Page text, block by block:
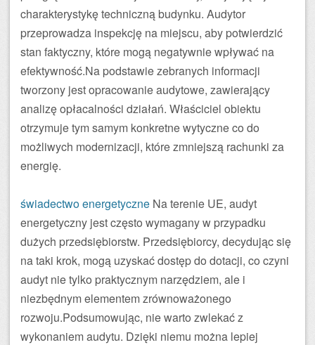
charakterystykę techniczną budynku. Audytor
przeprowadza inspekcję na miejscu, aby potwierdzić
stan faktyczny, które mogą negatywnie wpływać na
efektywność.Na podstawie zebranych informacji
tworzony jest opracowanie audytowe, zawierający
analizę opłacalności działań. Właściciel obiektu
otrzymuje tym samym konkretne wytyczne co do
możliwych modernizacji, które zmniejszą rachunki za
energię.
świadectwo energetyczne Na terenie UE, audyt
energetyczny jest często wymagany w przypadku
dużych przedsiębiorstw. Przedsiębiorcy, decydując się
na taki krok, mogą uzyskać dostęp do dotacji, co czyni
audyt nie tylko praktycznym narzędziem, ale i
niezbędnym elementem zrównoważonego
rozwoju.Podsumowując, nie warto zwlekać z
wykonaniem audytu. Dzięki niemu można lepiej